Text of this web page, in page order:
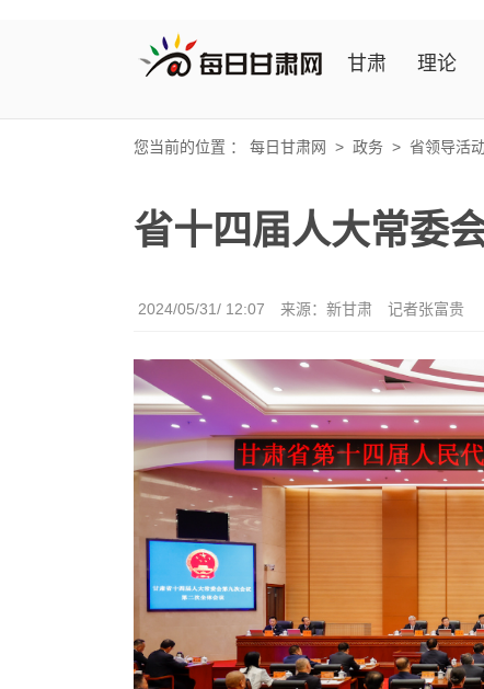
甘肃 理论
您当前的位置 ： 每日甘肃网 > 政务 > 省领导活
省十四届人大常委
2024/05/31/ 12:07 来源：新甘肃 记者张富贵